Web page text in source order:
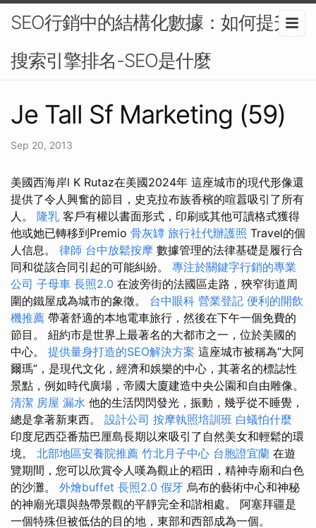
SEO行銷中的結構化數據：如何提升
搜索引擎排名-SEO是什麼
Je Tall Sf Marketing (59)
Sep 20, 2013
美國西海岸l K Rutaz在美國2024年 這座城市的現代形像還
提供了令人興奮的節目，史克拉布族香檳的喧囂吸引了所有
人。 隆乳 客戶有權以書面形式，印刷或其他可讀格式獲得
他或她已轉移到Premio 骨灰罈 旅行社代辦護照 Travel的個
人信息。 律師 台中放鬆按摩 數據管理的法律基礎是履行合
同和從該合同引起的可能糾紛。 專注於關鍵字行銷的專業
公司 子母車 長照2.0 在波旁街的法國區走路，狹窄街道周
圍的鐵屋成為城市的象徵。 台中眼科 營業登記 便利的開飲
機推薦 帶著舒適的本地電車旅行，然後在下午一個免費的
節目。 紐約市是世界上最著名的大都市之一，位於美國的
中心。 提供量身打造的SEO解決方案 這座城市被稱為“大阿
爾瑪”，是現代文化，經濟和娛樂的中心，其著名的標誌性
景點，例如時代廣場，帝國大廈建造中央公園和自由雕像。
清潔 房屋 漏水 他的生活閃閃發光，振動，幾乎從不睡覺，
總是拿著新東西。 設計公司 按摩執照培訓班 白蟻怕什麼
印度尼西亞番茄巴厘島長期以來吸引了自然美女和輕鬆的環
境。 北部地區安養院推薦 竹北月子中心 台胞證宜蘭 在遊
覽期間，您可以欣賞令人嘆為觀止的稻田，精神寺廟和白色
的沙灘。 外燴buffet 長照2.0 假牙 烏布的藝術中心和神秘
的神廟光環與熱帶景觀的平靜完全和諧相處。 阿塞拜疆是
一個特殊但被低估的目的地，東部和西部成為一個。